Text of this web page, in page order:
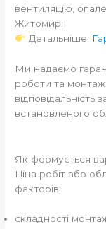
вентиляцію,
Житомирі
Детальніше:
Ми надаємо
роботи та монтаж
відповідальність
встановленого
Як формується
Ціна робіт або
факторів:
складності